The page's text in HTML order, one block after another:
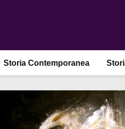
Storia Contemporanea